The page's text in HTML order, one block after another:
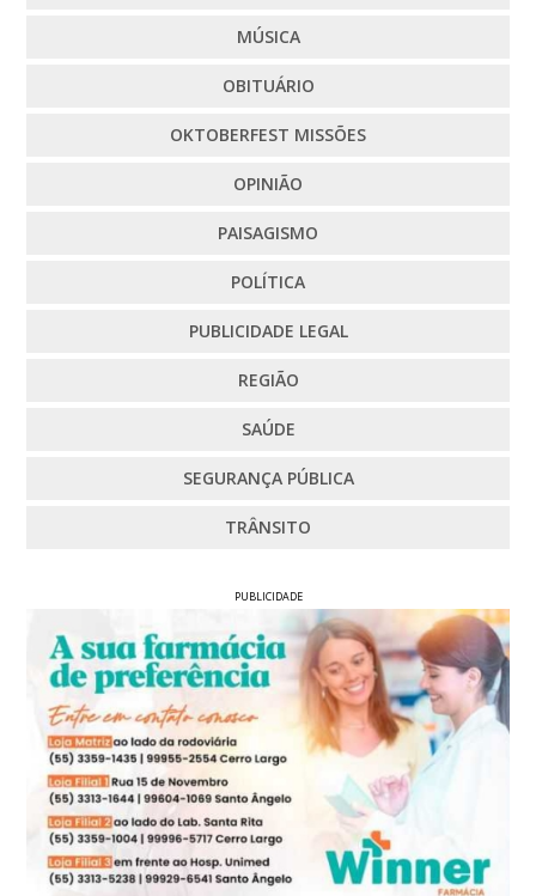
MÚSICA
OBITUÁRIO
OKTOBERFEST MISSÕES
OPINIÃO
PAISAGISMO
POLÍTICA
PUBLICIDADE LEGAL
REGIÃO
SAÚDE
SEGURANÇA PÚBLICA
TRÂNSITO
PUBLICIDADE